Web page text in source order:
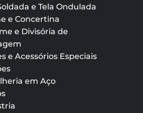
e Tela Ondulada
e Concertina
e Divisória de
e Acessórios Especiais
em Aço